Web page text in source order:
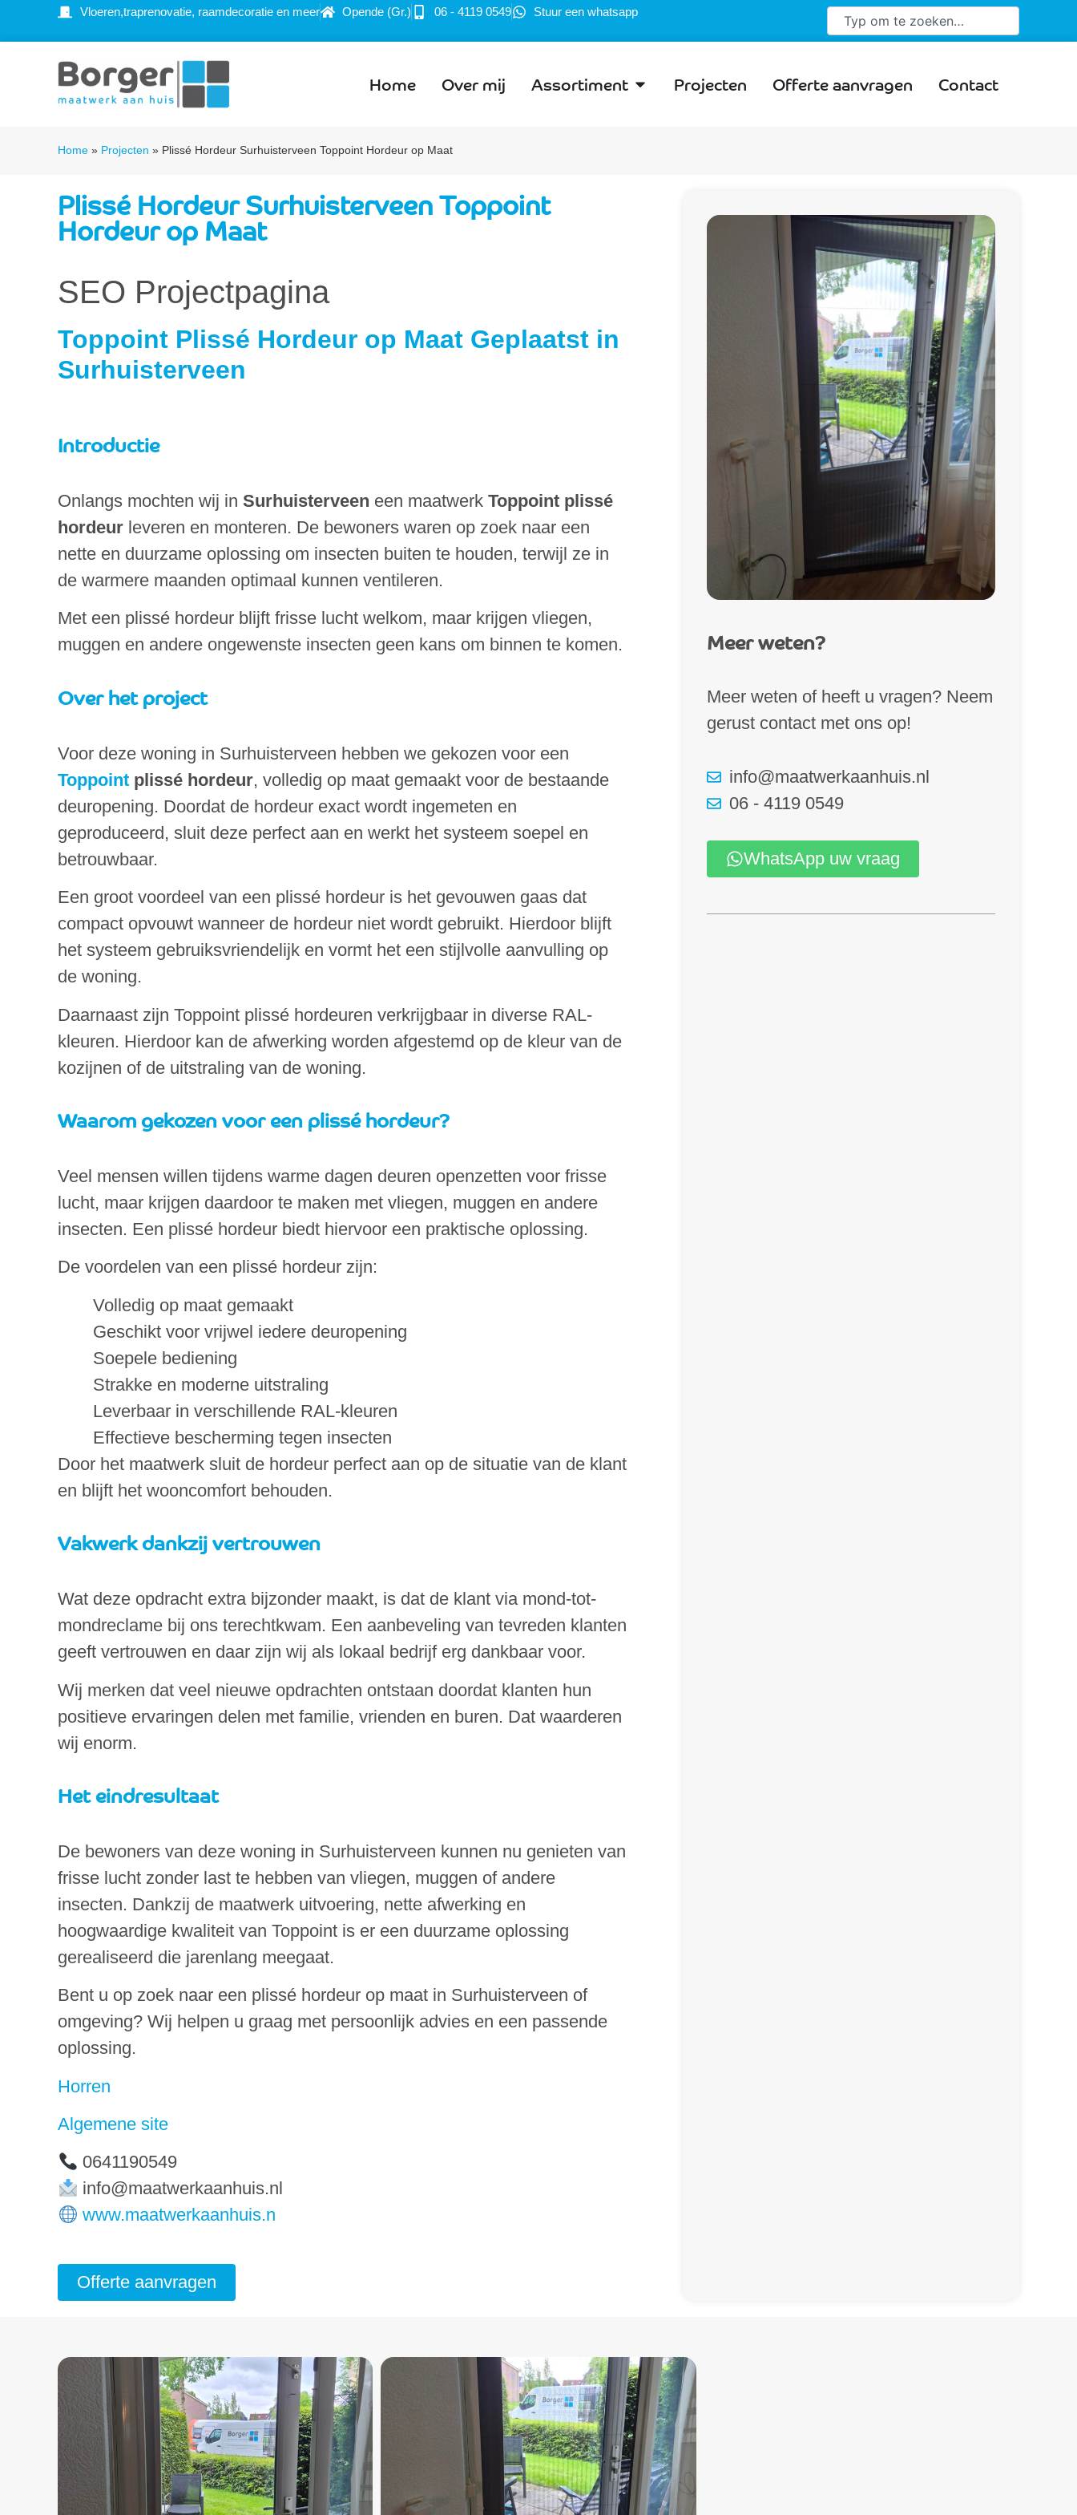
Vloeren,traprenovatie, raamdecoratie en meer Opende (Gr.) 06 - 4119 0549 Stuur een whatsapp
Home Over mij Assortiment Projecten Offerte aanvragen Contact
Home » Projecten » Plissé Hordeur Surhuisterveen Toppoint Hordeur op Maat
Plissé Hordeur Surhuisterveen Toppoint
Hordeur op Maat
SEO Projectpagina
Toppoint Plissé Hordeur op Maat Geplaatst in
Surhuisterveen
Introductie
Onlangs mochten wij in Surhuisterveen een maatwerk Toppoint plissé
hordeur leveren en monteren. De bewoners waren op zoek naar een
nette en duurzame oplossing om insecten buiten te houden, terwijl ze in
de warmere maanden optimaal kunnen ventileren.
Met een plissé hordeur blijft frisse lucht welkom, maar krijgen vliegen,
muggen en andere ongewenste insecten geen kans om binnen te komen.
Over het project
Voor deze woning in Surhuisterveen hebben we gekozen voor een
Toppoint plissé hordeur, volledig op maat gemaakt voor de bestaande
deuropening. Doordat de hordeur exact wordt ingemeten en
geproduceerd, sluit deze perfect aan en werkt het systeem soepel en
betrouwbaar.
Een groot voordeel van een plissé hordeur is het gevouwen gaas dat
compact opvouwt wanneer de hordeur niet wordt gebruikt. Hierdoor blijft
het systeem gebruiksvriendelijk en vormt het een stijlvolle aanvulling op
de woning.
Daarnaast zijn Toppoint plissé hordeuren verkrijgbaar in diverse RAL-
kleuren. Hierdoor kan de afwerking worden afgestemd op de kleur van de
kozijnen of de uitstraling van de woning.
Waarom gekozen voor een plissé hordeur?
Veel mensen willen tijdens warme dagen deuren openzetten voor frisse
lucht, maar krijgen daardoor te maken met vliegen, muggen en andere
insecten. Een plissé hordeur biedt hiervoor een praktische oplossing.
De voordelen van een plissé hordeur zijn:
Volledig op maat gemaakt
Geschikt voor vrijwel iedere deuropening
Soepele bediening
Strakke en moderne uitstraling
Leverbaar in verschillende RAL-kleuren
Effectieve bescherming tegen insecten
Door het maatwerk sluit de hordeur perfect aan op de situatie van de klant
en blijft het wooncomfort behouden.
Vakwerk dankzij vertrouwen
Wat deze opdracht extra bijzonder maakt, is dat de klant via mond-tot-
mondreclame bij ons terechtkwam. Een aanbeveling van tevreden klanten
geeft vertrouwen en daar zijn wij als lokaal bedrijf erg dankbaar voor.
Wij merken dat veel nieuwe opdrachten ontstaan doordat klanten hun
positieve ervaringen delen met familie, vrienden en buren. Dat waarderen
wij enorm.
Het eindresultaat
De bewoners van deze woning in Surhuisterveen kunnen nu genieten van
frisse lucht zonder last te hebben van vliegen, muggen of andere
insecten. Dankzij de maatwerk uitvoering, nette afwerking en
hoogwaardige kwaliteit van Toppoint is er een duurzame oplossing
gerealiseerd die jarenlang meegaat.
Bent u op zoek naar een plissé hordeur op maat in Surhuisterveen of
omgeving? Wij helpen u graag met persoonlijk advies en een passende
oplossing.
Horren
Algemene site
0641190549
info@maatwerkaanhuis.nl
www.maatwerkaanhuis.n
Offerte aanvragen
Meer weten?
Meer weten of heeft u vragen? Neem
gerust contact met ons op!
info@maatwerkaanhuis.nl
06 - 4119 0549
WhatsApp uw vraag